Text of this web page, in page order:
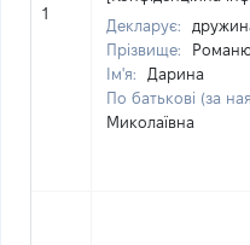
1
Декларує:
Прізвище:
Ім'я:
Дарина
По батькові (за
Миколаївна